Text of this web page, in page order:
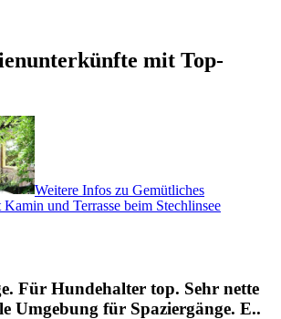
mit Top-
Weitere Infos zu Gemütliches
und Terrasse beim Stechlinsee
Für Hundehalter top. Sehr nette
Umgebung für Spaziergänge. E..